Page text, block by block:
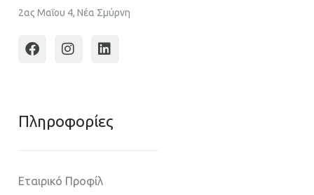
2ας Μαΐου 4, Νέα Σμύρνη
Πληροφoρίες
Εταιρικό Προφίλ